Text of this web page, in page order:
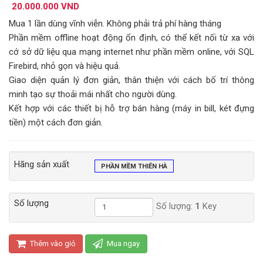
20.000.000 VND
Mua 1 lần dùng vĩnh viễn. Không phải trả phí hàng tháng
Phần mềm offline hoạt động ổn định, có thể kết nối từ xa với
cớ sở dữ liệu qua mạng internet như phần mềm online, với SQL
Firebird, nhỏ gọn và hiệu quả.
Giao diện quản lý đơn giản, thân thiện với cách bố trí thông
minh tạo sự thoải mái nhất cho người dùng.
Kết hợp với các thiết bị hỗ trợ bán hàng (máy in bill, két đựng
tiền) một cách đơn giản.
Hãng sản xuất PHẦN MỀM THIÊN HÀ
Số lượng Số lượng: 1 Key
Thêm vào giỏ Mua ngay